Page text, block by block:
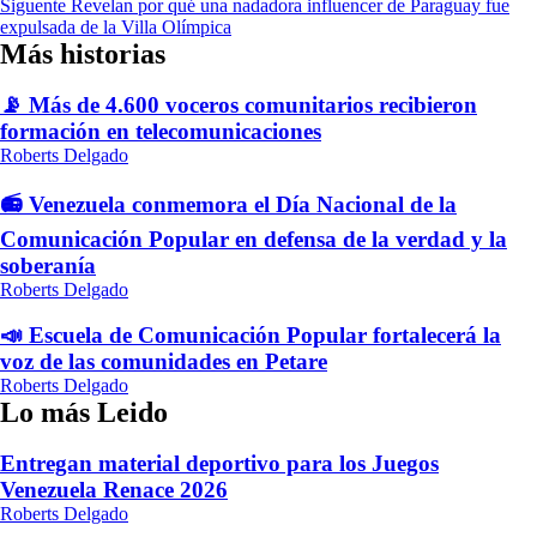
entradas
Siguente Revelan por qué una nadadora influencer de Paraguay fue
expulsada de la Villa Olímpica
Más historias
📡 Más de 4.600 voceros comunitarios recibieron
formación en telecomunicaciones
Roberts Delgado
📻 Venezuela conmemora el Día Nacional de la
Comunicación Popular en defensa de la verdad y la
soberanía
Roberts Delgado
📣 Escuela de Comunicación Popular fortalecerá la
voz de las comunidades en Petare
Roberts Delgado
Lo más Leido
Entregan material deportivo para los Juegos
Venezuela Renace 2026
Roberts Delgado